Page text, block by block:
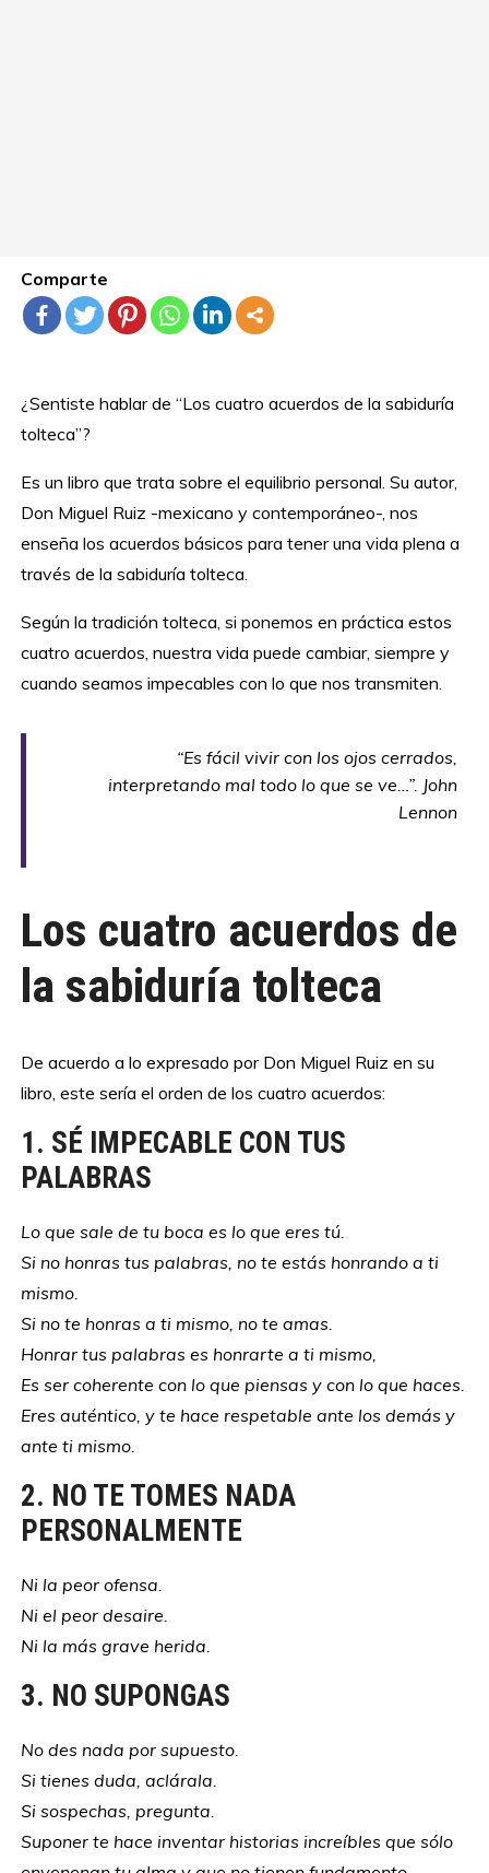
Comparte
¿Sentiste hablar de “Los cuatro acuerdos de la sabiduría
tolteca”?
Es un libro que trata sobre el equilibrio personal. Su autor,
Don Miguel Ruiz -mexicano y contemporáneo-, nos
enseña los acuerdos básicos para tener una vida plena a
través de la sabiduría tolteca.
Según la tradición tolteca, si ponemos en práctica estos
cuatro acuerdos, nuestra vida puede cambiar, siempre y
cuando seamos impecables con lo que nos transmiten.
“Es fácil vivir con los ojos cerrados,
interpretando mal todo lo que se ve…”. John
Lennon
Los cuatro acuerdos de
la sabiduría tolteca
De acuerdo a lo expresado por Don Miguel Ruiz en su
libro, este sería el orden de los cuatro acuerdos:
1. SÉ IMPECABLE CON TUS
PALABRAS
Lo que sale de tu boca es lo que eres tú.
Si no honras tus palabras, no te estás honrando a ti
mismo.
Si no te honras a ti mismo, no te amas.
Honrar tus palabras es honrarte a ti mismo,
Es ser coherente con lo que piensas y con lo que haces.
Eres auténtico, y te hace respetable ante los demás y
ante ti mismo.
2. NO TE TOMES NADA
PERSONALMENTE
Ni la peor ofensa.
Ni el peor desaire.
Ni la más grave herida.
3. NO SUPONGAS
No des nada por supuesto.
Si tienes duda, aclárala.
Si sospechas, pregunta.
Suponer te hace inventar historias increíbles que sólo